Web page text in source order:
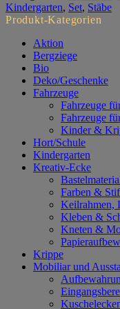
Kindergarten, Set, Stäbe
Produkt-Kategorien
Aktion
Bergziege
Bio
Deko/Geschenke
Fahrzeuge
Fahrzeuge
Fahrzeuge
Kinder &
Hort/Schule
Kindergarten
Kreativ-Ecke
Farben &
Keilrahmen,
Kleben &
Kneten &
Krippe
Mobiliar und